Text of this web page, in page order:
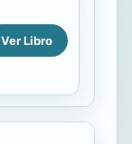
Ver Libro